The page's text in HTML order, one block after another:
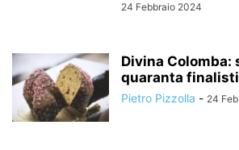
24 Febbraio 2024
Divina Colomba:
quaranta
Pietro Pizzolla - 24